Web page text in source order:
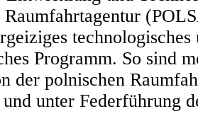
technologisches
Programm. So sind
der polnischen
unter Federführung